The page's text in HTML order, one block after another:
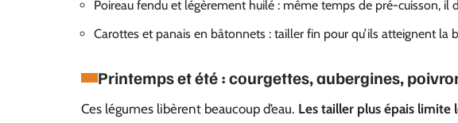
Poireau fendu et légèrement huilé : même temps de pré-cuisson, il
Carottes et panais en bâtonnets : tailler fin pour qu’ils atteignent
Printemps et été : courgettes, aubergines,
Ces légumes libèrent beaucoup d’eau. Les tailler plus épais limite